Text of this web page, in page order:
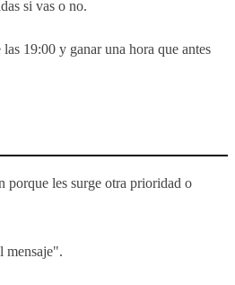
si vas o no.
19:00 y ganar una hora que antes
porque les surge otra prioridad o
mensaje".